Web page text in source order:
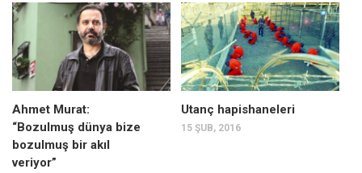
Mehmet Ali Tekin
Abir E. Nahas
Amina S. Jenenkovic
Bağdagül Öz
Esra Elönü
» Yazar arşivi
Ahmet Murat:
“Bozulmuş dünya bize
bozulmuş bir akıl
veriyor”
Utanç hapishaneleri
15 ŞUB, 2016